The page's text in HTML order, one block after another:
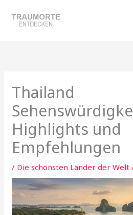
Inhalt
Thailand
Highlights und
Empfehlungen
/ Die schönsten Länder der Welt